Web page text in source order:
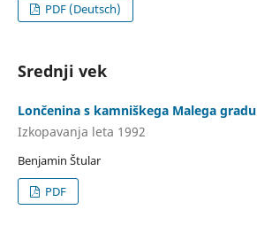
PDF (Deutsch)
Srednji vek
Lončenina s kamniškega Malega gradu
Izkopavanja leta 1992
Benjamin Štular
PDF